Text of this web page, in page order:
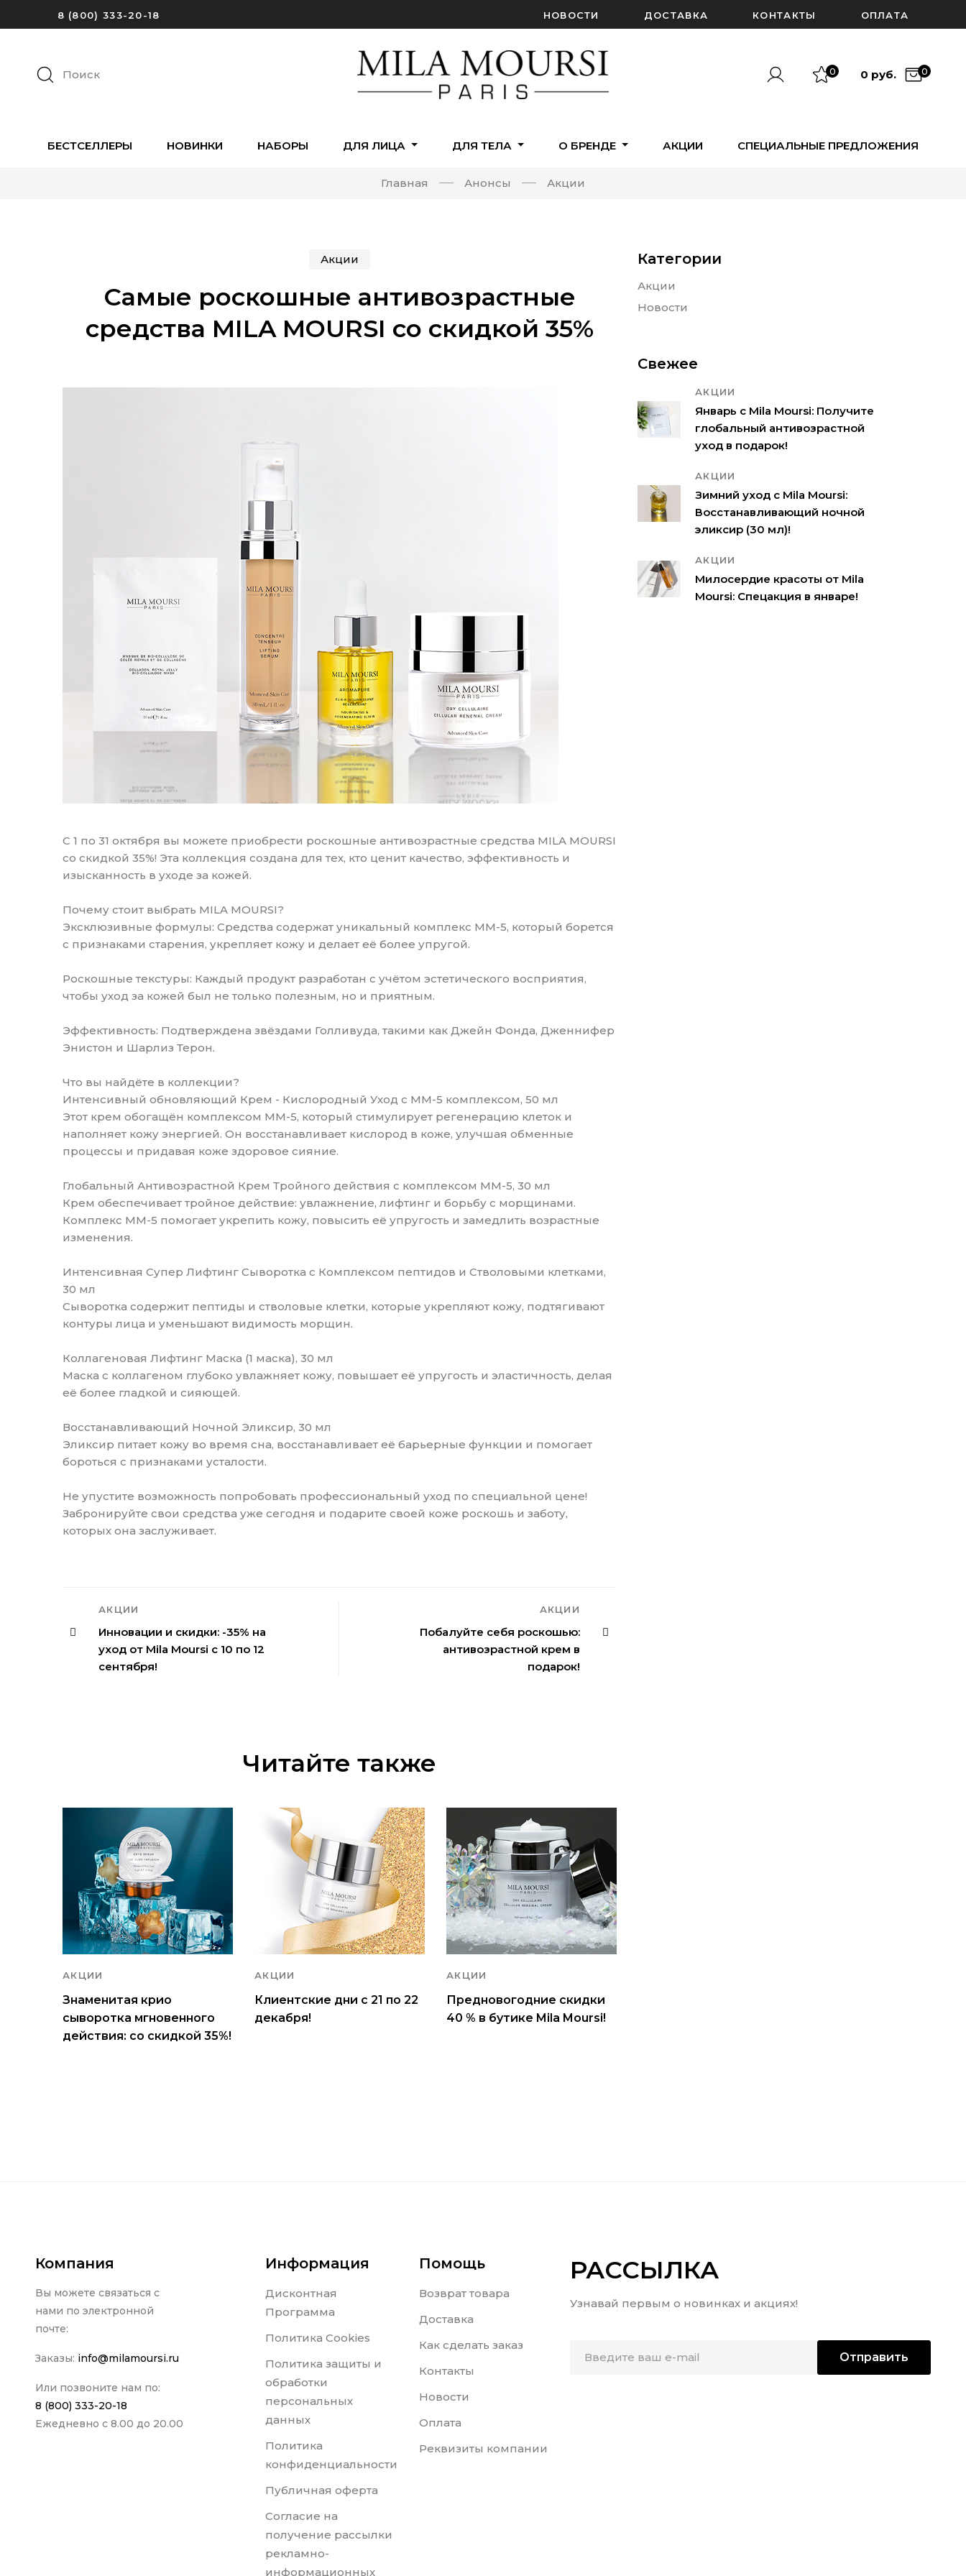
8 (800) 333-20-18 НОВОСТИ ДОСТАВКА КОНТАКТЫ ОПЛАТА
Поиск 0 0 руб. 0
БЕСТСЕЛЛЕРЫ НОВИНКИ НАБОРЫ ДЛЯ ЛИЦА ДЛЯ ТЕЛА О БРЕНДЕ АКЦИИ СПЕЦИАЛЬНЫЕ ПРЕДЛОЖЕНИЯ
Главная Анонсы Акции
Акции
Самые роскошные антивозрастные
средства MILA MOURSI со скидкой 35%
С 1 по 31 октября вы можете приобрести роскошные антивозрастные средства MILA MOURSI
со скидкой 35%! Эта коллекция создана для тех, кто ценит качество, эффективность и
изысканность в уходе за кожей.
Почему стоит выбрать MILA MOURSI?
Эксклюзивные формулы: Средства содержат уникальный комплекс MM-5, который борется
с признаками старения, укрепляет кожу и делает её более упругой.
Роскошные текстуры: Каждый продукт разработан с учётом эстетического восприятия,
чтобы уход за кожей был не только полезным, но и приятным.
Эффективность: Подтверждена звёздами Голливуда, такими как Джейн Фонда, Дженнифер
Энистон и Шарлиз Терон.
Что вы найдёте в коллекции?
Интенсивный обновляющий Крем - Кислородный Уход с ММ-5 комплексом, 50 мл
Этот крем обогащён комплексом MM-5, который стимулирует регенерацию клеток и
наполняет кожу энергией. Он восстанавливает кислород в коже, улучшая обменные
процессы и придавая коже здоровое сияние.
Глобальный Антивозрастной Крем Тройного действия с комплексом ММ-5, 30 мл
Крем обеспечивает тройное действие: увлажнение, лифтинг и борьбу с морщинами.
Комплекс MM-5 помогает укрепить кожу, повысить её упругость и замедлить возрастные
изменения.
Интенсивная Супер Лифтинг Сыворотка с Комплексом пептидов и Стволовыми клетками,
30 мл
Сыворотка содержит пептиды и стволовые клетки, которые укрепляют кожу, подтягивают
контуры лица и уменьшают видимость морщин.
Коллагеновая Лифтинг Маска (1 маска), 30 мл
Маска с коллагеном глубоко увлажняет кожу, повышает её упругость и эластичность, делая
её более гладкой и сияющей.
Восстанавливающий Ночной Эликсир, 30 мл
Эликсир питает кожу во время сна, восстанавливает её барьерные функции и помогает
бороться с признаками усталости.
Не упустите возможность попробовать профессиональный уход по специальной цене!
Забронируйте свои средства уже сегодня и подарите своей коже роскошь и заботу,
которых она заслуживает.
АКЦИИ
Инновации и скидки: -35% на
уход от Mila Moursi с 10 по 12
сентября!
АКЦИИ
Побалуйте себя роскошью:
антивозрастной крем в
подарок!
Читайте также
АКЦИИ
Знаменитая крио
сыворотка мгновенного
действия: со скидкой 35%!
АКЦИИ
Клиентские дни с 21 по 22
декабря!
АКЦИИ
Предновогодние скидки
40 % в бутике Mila Moursi!
Категории
Акции
Новости
Свежее
АКЦИИ
Январь с Mila Moursi: Получите
глобальный антивозрастной
уход в подарок!
АКЦИИ
Зимний уход с Mila Moursi:
Восстанавливающий ночной
эликсир (30 мл)!
АКЦИИ
Милосердие красоты от Mila
Moursi: Спецакция в январе!
Компания
Вы можете связаться с
нами по электронной
почте:
Заказы: info@milamoursi.ru
Или позвоните нам по:
8 (800) 333-20-18
Ежедневно с 8.00 до 20.00
Информация
Дисконтная
Программа
Политика Cookies
Политика защиты и
обработки
персональных
данных
Политика
конфиденциальности
Публичная оферта
Согласие на
получение рассылки
рекламно-
информационных
Помощь
Возврат товара
Доставка
Как сделать заказ
Контакты
Новости
Оплата
Реквизиты компании
РАССЫЛКА
Узнавай первым о новинках и акциях!
Отправить